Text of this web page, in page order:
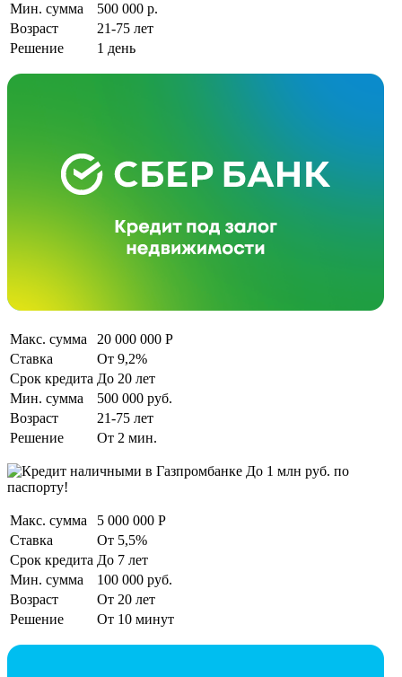
Мин. сумма
500 000 р.
Возраст
21-75 лет
Решение
1 день
Макс. сумма
20 000 000 Р
Ставка
От 9,2%
Срок кредита До 20 лет
Мин. сумма
500 000 руб.
Возраст
21-75 лет
Решение
От 2 мин.
До 1 млн руб. по
паспорту!
Макс. сумма
5 000 000 Р
Ставка
От 5,5%
Срок кредита До 7 лет
Мин. сумма
100 000 руб.
Возраст
От 20 лет
Решение
От 10 минут